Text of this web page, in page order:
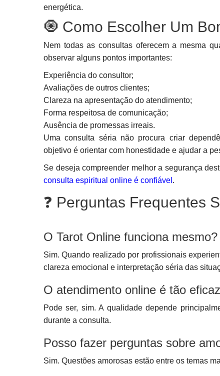
energética.
🧿 Como Escolher Um
Nem todas as consultas oferecem a mesma
observar alguns pontos importantes:
Experiência do consultor;
Avaliações de outros clientes;
Clareza na apresentação do atendimento;
Forma respeitosa de comunicação;
Ausência de promessas irreais.
Uma consulta séria não procura criar
objetivo é orientar com honestidade e ajudar a
Se deseja compreender melhor a segurança
consulta espiritual online é confiável .
❓ Perguntas Frequentes
O Tarot Online funciona mesmo?
Sim. Quando realizado por profissionais
clareza emocional e interpretação séria das
O atendimento online é tão
Pode ser, sim. A qualidade depende
durante a consulta.
Posso fazer perguntas sobre
Sim. Questões amorosas estão entre os temas